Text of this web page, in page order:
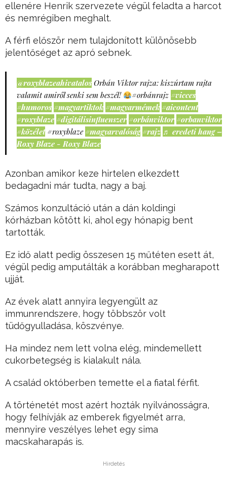
ellenére Henrik szervezete végül feladta a harcot
és nemrégiben meghalt.
A férfi először nem tulajdonított különösebb
jelentőséget az apró sebnek.
@roxyblazeahivatalos Orbán Viktor rajza: kiszúrtam rajta
valamit amiről senki sem beszél!
#orbánrajz #vicces
#humoros #magyartiktok #magyarmémek #aicontent
#roxyblaze #digitálisinfluenszer #orbánviktor #orbanviktor
#közélet #roxyblaze #magyarvalóság #rajz ♬ eredeti hang –
Roxy Blaze - Roxy Blaze
Azonban amikor keze hirtelen elkezdett
bedagadni már tudta, nagy a baj.
Számos konzultáció után a dán koldingi
kórházban kötött ki, ahol egy hónapig bent
tartották.
Ez idő alatt pedig összesen 15 műtéten esett át,
végül pedig amputálták a korábban megharapott
ujját.
Az évek alatt annyira legyengült az
immunrendszere, hogy többször volt
tüdőgyulladása, köszvénye.
Ha mindez nem lett volna elég, mindemellett
cukorbetegség is kialakult nála.
A család októberben temette el a fiatal férfit.
A történetét most azért hozták nyilvánosságra,
hogy felhívják az emberek figyelmét arra,
mennyire veszélyes lehet egy sima
macskaharapás is.
Hirdetés